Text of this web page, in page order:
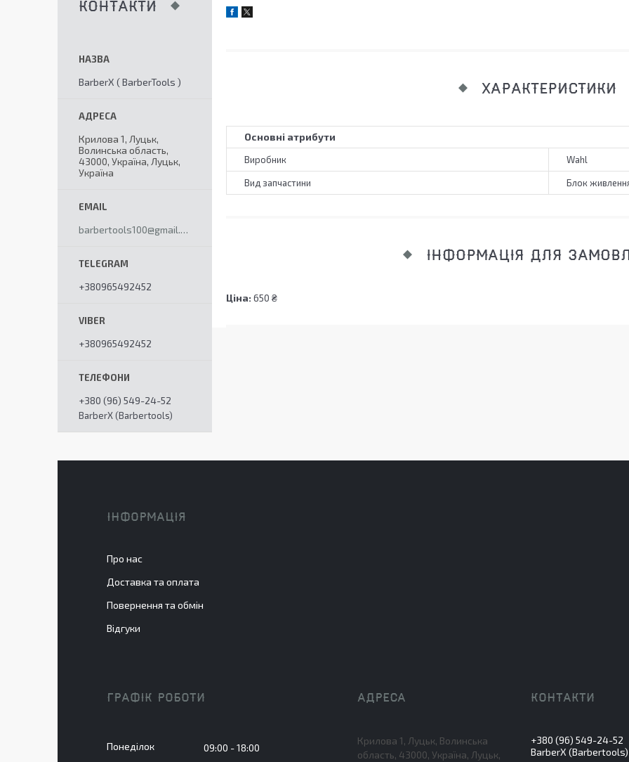
ХАРАКТЕРИСТИКИ
Основні атрибути
Виробник Wahl
Вид запчастини Блок
ІНФОРМАЦІЯ ДЛЯ
Ціна: 650 ₴
КОНТАКТИ
BarberX ( BarberTools )
Крилова 1, Луцьк,
Волинська область,
43000, Україна, Луцьк,
Україна
barbertools100@gmail.com
+380965492452
+380965492452
+380 (96) 549-24-52
BarberX (Barbertools)
ІНФОРМАЦІЯ
Про нас
Доставка та оплата
Повернення та обмін
Відгуки
ГРАФІК РОБОТИ
Понеділок 09:00 18:00
Крилова 1, Луцьк, Волинська
область, 43000, Україна, Луцьк,
+380 (96) 549-24-52
BarberX (Barbertools)